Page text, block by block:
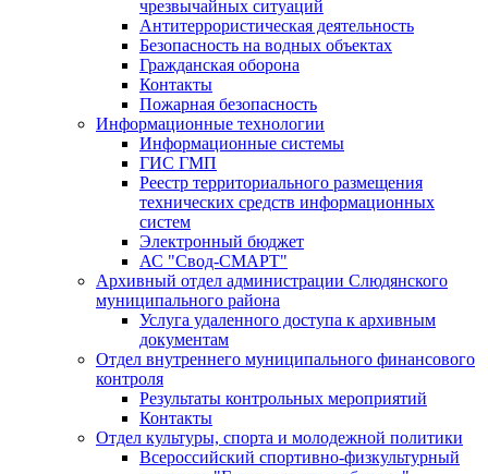
чрезвычайных ситуаций
Антитеррористическая деятельность
Безопасность на водных объектах
Гражданская оборона
Контакты
Пожарная безопасность
Информационные технологии
Информационные системы
ГИС ГМП
Реестр территориального размещения
технических средств информационных
систем
Электронный бюджет
АС "Свод-СМАРТ"
Архивный отдел администрации Слюдянского
муниципального района
Услуга удаленного доступа к архивным
документам
Отдел внутреннего муниципального финансового
контроля
Результаты контрольных мероприятий
Контакты
Отдел культуры, спорта и молодежной политики
Всероссийский спортивно-физкультурный